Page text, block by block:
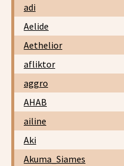
adi
Aelide
Aethelior
afliktor
aggro
AHAB
ailine
Aki
Akuma_Siames